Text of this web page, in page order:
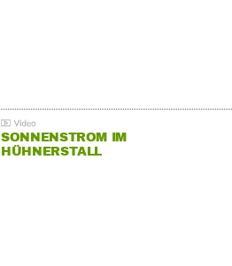
SONNENSTROM IM
HÜHNERSTALL